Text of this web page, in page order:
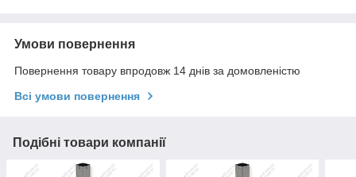
Умови повернення
Повернення товару впродовж 14 днів за домовленістю
Всі умови повернення
Подібні товари компанії